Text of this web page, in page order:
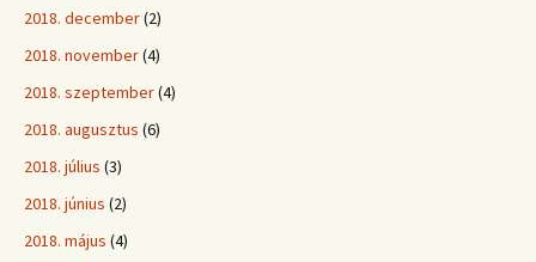
2018. december(2)
2018. november(4)
2018. szeptember(4)
2018. augusztus (6)
2018. július (3)
2018. június (2)
2018. május (4)